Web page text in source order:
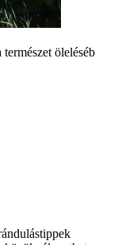
öleléséb